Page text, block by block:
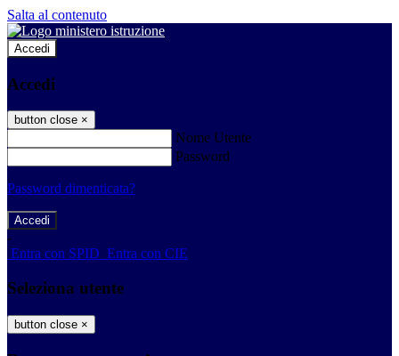
Salta al contenuto
Accedi
Accedi
button close ×
Nome Utente
Password
Password dimenticata?
-
Entra con SPID Entra con CIE
Seleziona utente
button close ×